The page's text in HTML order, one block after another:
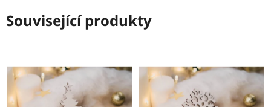
Související produkty